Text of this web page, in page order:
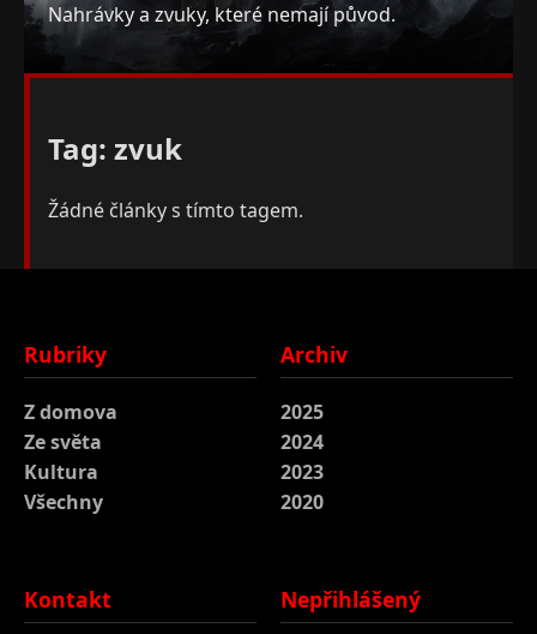
Nahrávky a zvuky, které nemají původ.
Tag: zvuk
Žádné články s tímto tagem.
Rubriky
Z domova
Ze světa
Kultura
Všechny
Archiv
2025
2024
2023
2020
Kontakt Nepřihlášený